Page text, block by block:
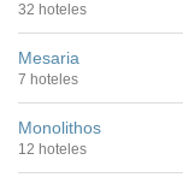
32 hoteles
Mesaria
7 hoteles
Monolithos
12 hoteles